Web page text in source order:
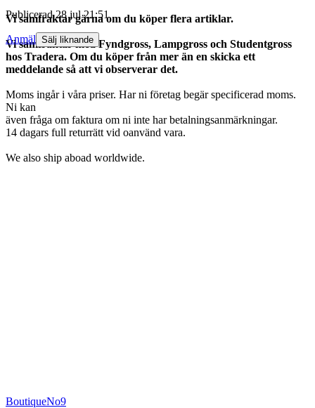
Vi samfraktar gärna om du köper flera artiklar.
Vi samfraktar med Fyndgross, Lampgross och Studentgross
hos Tradera. Om du köper från mer än en skicka ett
meddelande så att vi observerar det.
Moms ingår i våra priser. Har ni företag begär specificerad moms.
Ni kan
även fråga om faktura om ni inte har betalningsanmärkningar.
14 dagars full returrätt vid oanvänd vara.
We also ship aboad worldwide.
Publicerad 28 jul 21:51
Anmäl Sälj liknande
BoutiqueNo9